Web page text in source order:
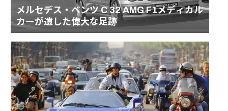
メルセデス・ベンツ C 32 AMG F1メディカル
カーが遺した偉大な足跡